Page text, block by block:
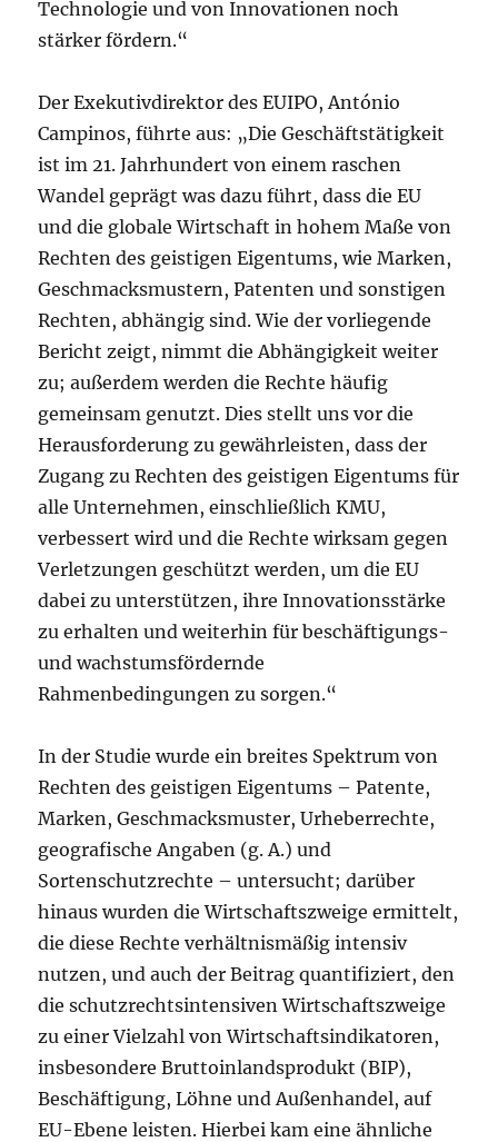
Technologie und von Innovationen noch
stärker fördern.“
Der Exekutivdirektor des EUIPO, António
Campinos, führte aus: „Die Geschäftstätigkeit
ist im 21. Jahrhundert von einem raschen
Wandel geprägt was dazu führt, dass die EU
und die globale Wirtschaft in hohem Maße von
Rechten des geistigen Eigentums, wie Marken,
Geschmacksmustern, Patenten und sonstigen
Rechten, abhängig sind. Wie der vorliegende
Bericht zeigt, nimmt die Abhängigkeit weiter
zu; außerdem werden die Rechte häufig
gemeinsam genutzt. Dies stellt uns vor die
Herausforderung zu gewährleisten, dass der
Zugang zu Rechten des geistigen Eigentums für
alle Unternehmen, einschließlich KMU,
verbessert wird und die Rechte wirksam gegen
Verletzungen geschützt werden, um die EU
dabei zu unterstützen, ihre Innovationsstärke
zu erhalten und weiterhin für beschäftigungs-
und wachstumsfördernde
Rahmenbedingungen zu sorgen.“
In der Studie wurde ein breites Spektrum von
Rechten des geistigen Eigentums – Patente,
Marken, Geschmacksmuster, Urheberrechte,
geografische Angaben (g. A.) und
Sortenschutzrechte – untersucht; darüber
hinaus wurden die Wirtschaftszweige ermittelt,
die diese Rechte verhältnismäßig intensiv
nutzen, und auch der Beitrag quantifiziert, den
die schutzrechtsintensiven Wirtschaftszweige
zu einer Vielzahl von Wirtschaftsindikatoren,
insbesondere Bruttoinlandsprodukt (BIP),
Beschäftigung, Löhne und Außenhandel, auf
EU-Ebene leisten. Hierbei kam eine ähnliche